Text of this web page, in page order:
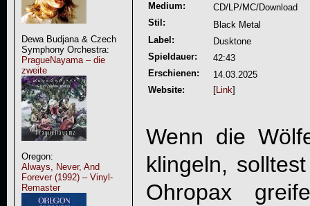
Dewa Budjana & Czech
Symphony Orchestra:
PragueNayama – die
zweite
Oregon:
Always, Never, And
Forever (1992) – Vinyl-
Remaster
Medium:
CD/LP/MC/Download
Stil:
Black Metal
Label:
Dusktone
Spieldauer:
42:43
Erschienen:
14.03.2025
Website:
[Link]
Wenn die
klingeln,
Ohropax